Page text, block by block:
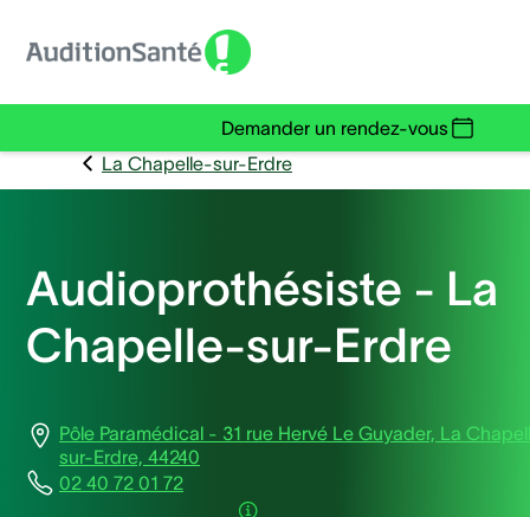
Demander un rendez-vous
La Chapelle-sur-Erdre
Audioprothésiste - La
Chapelle-sur-Erdre
Pôle Paramédical - 31 rue Hervé Le Guyader, La
sur-Erdre, 44240
02 40 72 01 72